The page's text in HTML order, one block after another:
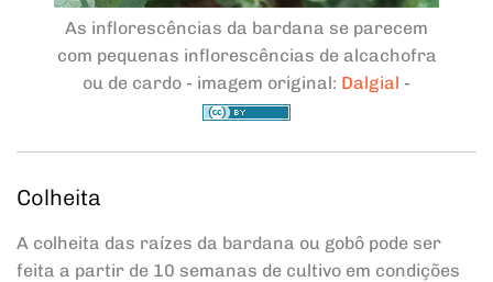
As inflorescências da bardana se parecem
com pequenas inflorescências de alcachofra
ou de cardo - imagem original: Dalgial -
Colheita
A colheita das raízes da bardana ou gobô pode ser
feita a partir de 10 semanas de cultivo em condições